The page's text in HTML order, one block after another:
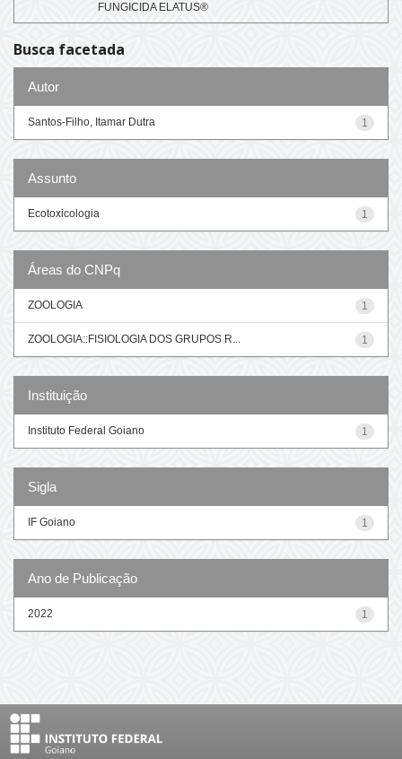
FUNGICIDA ELATUS®
Busca facetada
Autor
1
Santos-Filho, Itamar Dutra
Assunto
1
Ecotoxicologia
Áreas do CNPq
1
ZOOLOGIA
1
ZOOLOGIA::FISIOLOGIA DOS GRUPOS R...
Instituição
1
Instituto Federal Goiano
Sigla
1
IF Goiano
Ano de Publicação
1
2022